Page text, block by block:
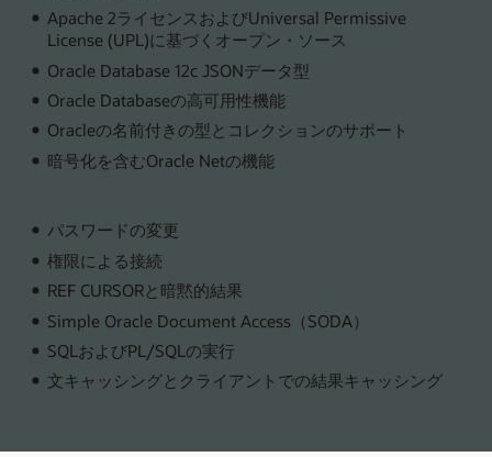
Apache 2ライセンスおよびUniversal Permissive
License (UPL)に基づくオープン・ソース
Oracle Database 12c JSONデータ型
Oracle Databaseの高可用性機能
Oracleの名前付きの型とコレクションのサポート
暗号化を含むOracle Netの機能
パスワードの変更
権限による接続
REF CURSORと暗黙的結果
Simple Oracle Document Access（SODA）
SQLおよびPL/SQLの実行
文キャッシングとクライアントでの結果キャッシング